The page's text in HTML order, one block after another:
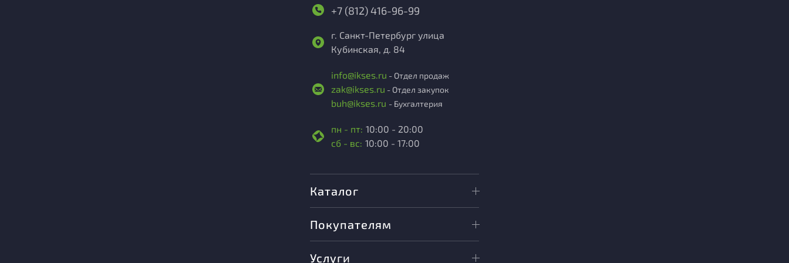
+7 (812) 416-96-99
г. Санкт-Петербург улица
Кубинская, д. 84
info@ikses.ru - Отдел продаж
zak@ikses.ru - Отдел закупок
buh@ikses.ru - Бухгалтерия
пн - пт: 10:00 - 20:00
сб - вс: 10:00 - 17:00
Каталог
Покупателям
Услуги